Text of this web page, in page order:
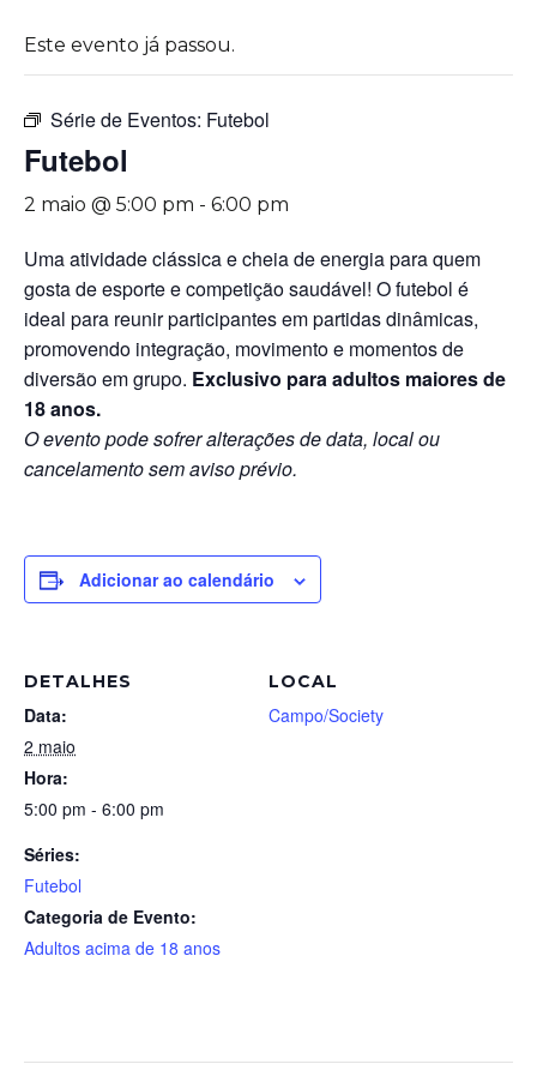
Este evento já passou.
Série de Eventos: Futebol
Futebol
2 maio @ 5:00 pm - 6:00 pm
Uma atividade clássica e cheia de energia para quem
gosta de esporte e competição saudável! O futebol é
ideal para reunir participantes em partidas dinâmicas,
promovendo integração, movimento e momentos de
diversão em grupo. Exclusivo para adultos maiores de
18 anos.
O evento pode sofrer alterações de data, local ou
cancelamento sem aviso prévio.
Adicionar ao calendário
DETALHES
Data:
2 maio
Hora:
5:00 pm - 6:00 pm
Séries:
Futebol
Categoria de Evento:
Adultos acima de 18 anos
LOCAL
Campo/Society